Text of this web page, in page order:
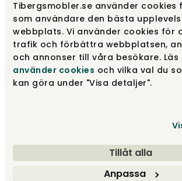
Tibergsmobler.se använder
som användare den bästa
webbplats. Vi använder cookies för
trafik och förbättra webbplatsen,
och annonser till våra besökare. Läs
använder cookies och vilka val du
kan göra under "Visa detaljer".
Tillåt alla
Anpassa
Colpus | Sorte ben
Design dit produkt